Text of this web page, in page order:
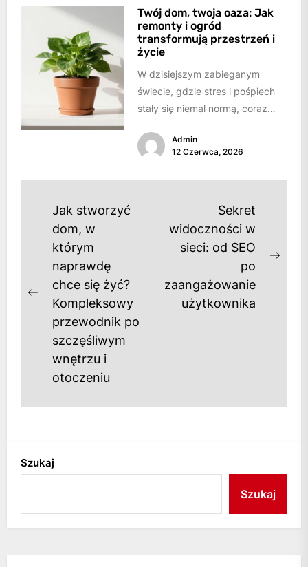
Twój dom, twoja oaza: Jak
remonty i ogród
transformują przestrzeń i
życie
W dzisiejszym zabieganym
świecie, gdzie stres i pośpiech
stały się niemal normą, coraz
własnego azylu. Dom przestaje...
Admin
12 Czerwca, 2026
Nawigacja
wpisu
Previous
post:
Jak stworzyć
dom, w
którym
naprawdę
chce się żyć?
Kompleksowy
przewodnik po
szczęśliwym
wnętrzu i
otoczeniu
Sekret
widoczności w
sieci: od SEO
po
zaangażowanie
użytkownika
Szukaj
Szukaj